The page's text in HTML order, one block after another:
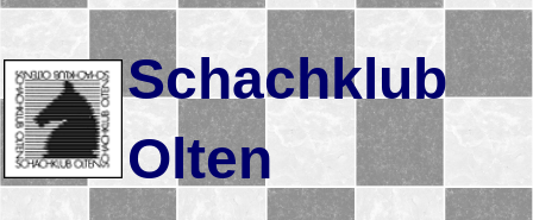
Schachklub
Olten